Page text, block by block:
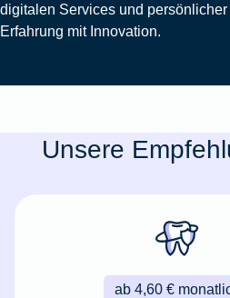
digitalen Services und
Erfahrung mit Innovation.
Unsere
ab 4,60 €